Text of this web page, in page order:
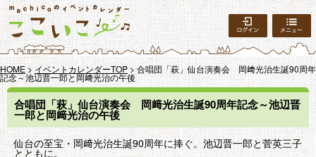
ログイン
HOME> イベントカレンダーTOP> 合唱団「萩」仙台演奏会 岡﨑光治生誕90周年
記念～池辺晋一郎と岡﨑光治の午後
合唱団「萩」仙台演奏会 岡﨑光治生誕90周年記念～池辺晋
一郎と岡﨑光治の午後
仙台の至宝・岡﨑光治生誕90周年に捧ぐ。池辺晋一郎と菅英三子
とともに。